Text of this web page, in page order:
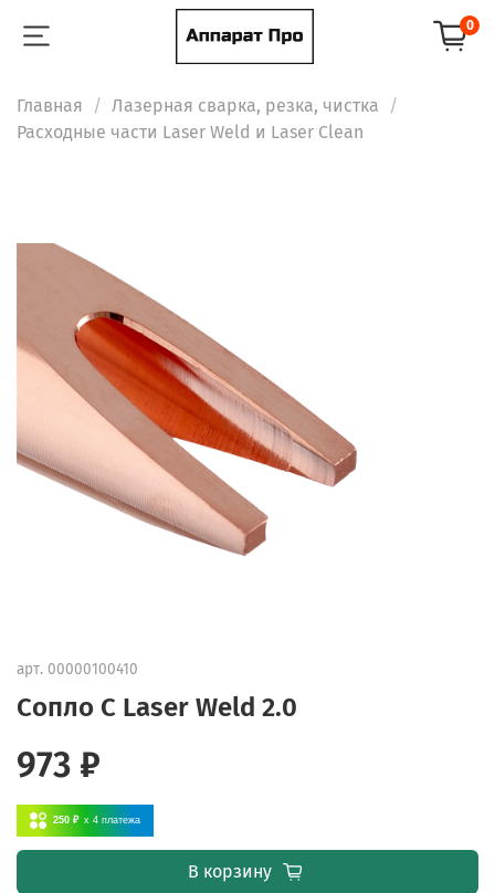
0
Главная
Лазерная сварка, резка, чистка
Расходные части Laser Weld и Laser Clean
арт. 00000100410
Сопло C Laser Weld 2.0
973 ₽
250 ₽ x 4 платежа
В корзину